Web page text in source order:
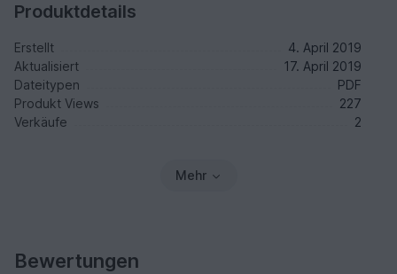
Produktdetails
Erstellt
4. April 2019
Aktualisiert
17. April 2019
Dateitypen
PDF
Produkt Views
227
Verkäufe
2
Mehr
Bewertungen